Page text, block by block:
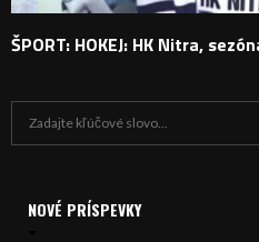
ŠPORT: HOKEJ: HK Nitra,
NOVÉ PRÍSPEVKY